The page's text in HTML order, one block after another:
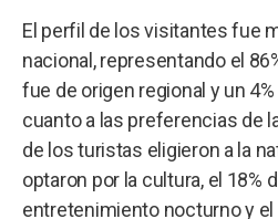
El perfil de los visitantes fue
nacional, representando el
fue de origen regional y un
cuanto a las preferencias de
de los turistas eligieron a la
optaron por la cultura, el 18%
entretenimiento nocturno y el